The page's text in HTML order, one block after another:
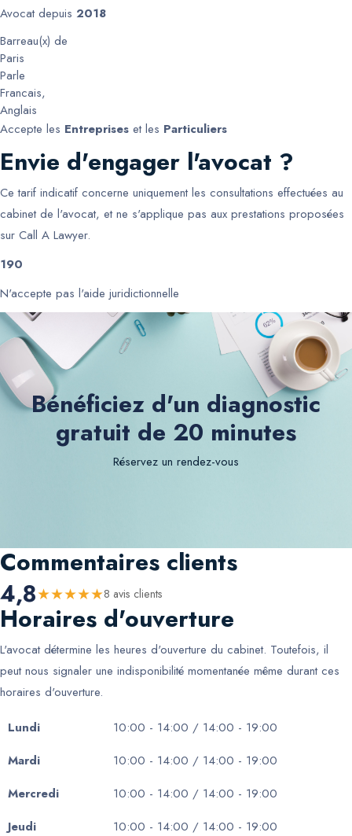
Avocat depuis 2018
Barreau(x) de
Paris
Parle
Francais,
Anglais
Accepte les Entreprises et les Particuliers
Envie d'engager l'avocat ?
Ce tarif indicatif concerne uniquement les consultations effectuées au
cabinet de l'avocat, et ne s'applique pas aux prestations proposées
sur Call A Lawyer.
190
N'accepte pas l'aide juridictionnelle
Bénéficiez d'un diagnostic
gratuit de 20 minutes
Réservez un rendez-vous
Commentaires clients
4,8★★★★★8 avis clients
Horaires d'ouverture
L'avocat détermine les heures d'ouverture du cabinet. Toutefois, il
peut nous signaler une indisponibilité momentanée même durant ces
horaires d'ouverture.
Lundi
10:00 - 14:00 / 14:00 - 19:00
Mardi
10:00 - 14:00 / 14:00 - 19:00
Mercredi
10:00 - 14:00 / 14:00 - 19:00
Jeudi
10:00 - 14:00 / 14:00 - 19:00